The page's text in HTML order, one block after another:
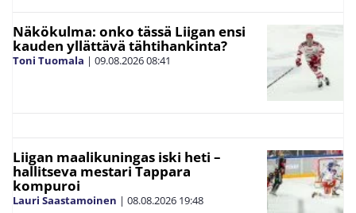
Näkökulma: onko tässä Liigan ensi
kauden yllättävä tähtihankinta?
Toni Tuomala | 09.08.202608:41
Liigan maalikuningas iski heti –
hallitseva mestari Tappara
kompuroi
Lauri Saastamoinen | 08.08.2026 19:48